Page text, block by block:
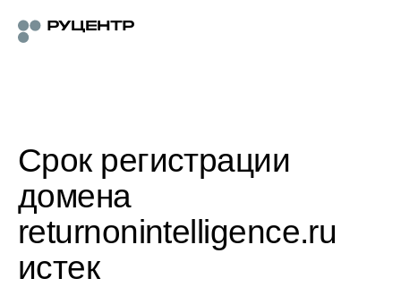
Срок регистрации
домена
returnonintelligence.ru
истек